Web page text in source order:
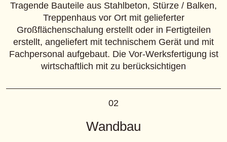
Tragende Bauteile aus Stahlbeton, Stürze / Balken,
Treppenhaus vor Ort mit gelieferter
Großflächenschalung erstellt oder in Fertigteilen
erstellt, angeliefert mit technischem Gerät und mit
Fachpersonal aufgebaut. Die Vor-Werksfertigung ist
wirtschaftlich mit zu berücksichtigen
02
Wandbau